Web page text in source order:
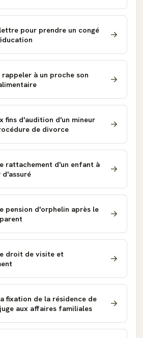
pour prendre un congé
à un proche son
fins d'audition d'un mineur
de divorce
rattachement d'un enfant à
d'assuré
pension d'orphelin après le
droit de visite et
fixation de la résidence de
aux affaires familiales